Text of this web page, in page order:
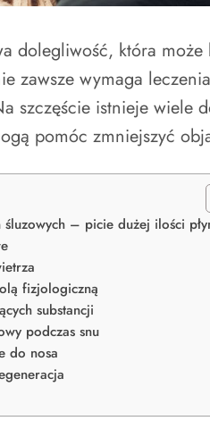
dolegliwość, która
zawsze wymaga
szczęście istnieje wiele
pomóc zmniejszyć
śluzowych – picie dużej ilości
fizjologiczną
substancji
podczas snu
do nosa